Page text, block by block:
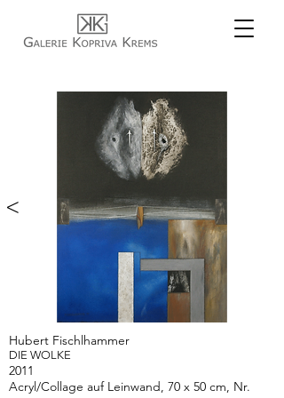
<
Hubert Fischlhammer
DIE WOLKE
2011
Acryl/Collage auf Leinwand, 70 x 50 cm, Nr.